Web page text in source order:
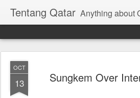
Tentang Qatar Anything about
OCT
13 Sungkem Over